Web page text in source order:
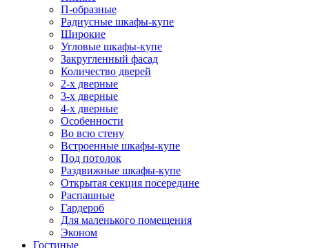
П-образные
Радиусные шкафы-купе
Широкие
Угловые шкафы-купе
Закругленный фасад
Количество дверей
2-х дверные
3-х дверные
4-х дверные
Особенности
Во всю стену
Встроенные шкафы-купе
Под потолок
Раздвижные шкафы-купе
Открытая секция посередине
Распашные
Гардероб
Для маленького помещения
Эконом
Гостиные